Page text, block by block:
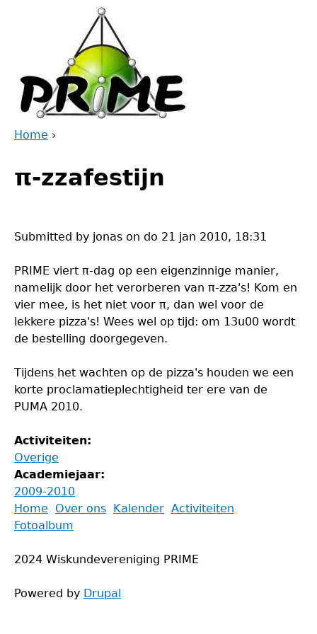
are
Home ›
top
π-zzafestijn
Submitted by jonas on do 21 jan 2010, 18:31
PRIME viert π-dag op een eigenzinnige manier,
namelijk door het verorberen van π-zza's! Kom en
vier mee, is het niet voor π, dan wel voor de
lekkere pizza's! Wees wel op tijd: om 13u00 wordt
de bestelling doorgegeven.
Tijdens het wachten op de pizza's houden we een
korte proclamatieplechtigheid ter ere van de
PUMA 2010.
Activiteiten:
Overige
Academiejaar:
2009-2010
Back
to
Main
menu
Home Over ons Kalender Activiteiten
Fotoalbum
2024 Wiskundevereniging PRIME
Powered by Drupal